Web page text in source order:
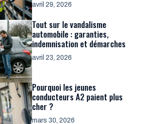
avril 29, 2026
Tout sur le vandalisme
automobile : garanties,
indemnisation et démarches
avril 23, 2026
Pourquoi les jeunes
conducteurs A2 paient plus
cher ?
mars 30, 2026